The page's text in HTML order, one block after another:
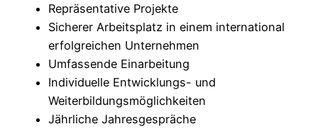
Repräsentative Projekte
Sicherer Arbeitsplatz in einem international
erfolgreichen Unternehmen
Umfassende Einarbeitung
Individuelle Entwicklungs- und
Weiterbildungsmöglichkeiten
Jährliche Jahresgespräche